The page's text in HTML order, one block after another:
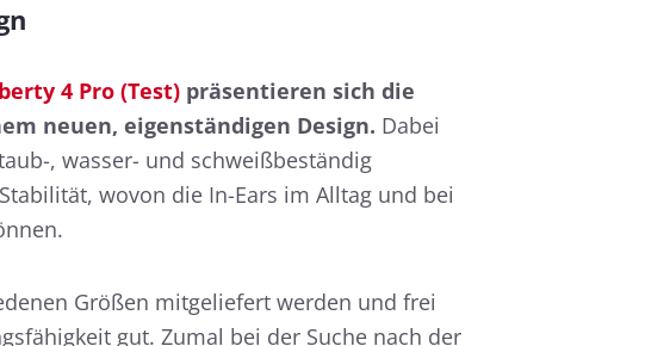
4 Pro (Test) präsentieren sich die
neuen, eigenständigen Design. Dabei
, wasser- und schweißbeständig
wovon die In-Ears im Alltag und bei
Größen mitgeliefert werden und frei
gut. Zumal bei der Suche nach der